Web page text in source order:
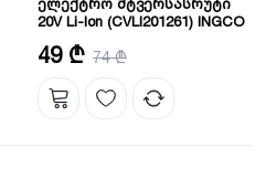
20V Li-Ion (CVLI201261) INGCO
ძაბვა: 20 ვ
ვაკუუმის წნევა: >9 კპა
*არ მოყვება დამტენი და
ელემენტი.
49 ₾ 74 ₾